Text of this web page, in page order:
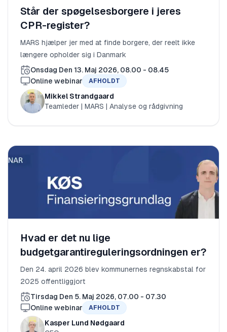
Står der spøgelsesborgere i jeres
CPR-register?
MARS hjælper jer med at finde borgere, der reelt ikke
længere opholder sig i Danmark
Onsdag Den 13. Maj 2026, 08.00 - 08.45
Online webinar
AFHOLDT
Mikkel Strandgaard
Teamleder | MARS | Analyse og rådgivning
Hvad er det nu lige
budgetgarantireguleringsordningen er?
Den 24. april 2026 blev kommunernes regnskabstal for
2025 offentliggjort
Tirsdag Den 5. Maj 2026, 07.00 - 07.30
Online webinar
AFHOLDT
Kasper Lund Nødgaard